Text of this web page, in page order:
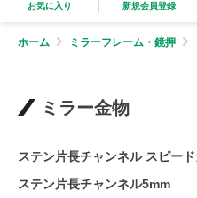
お気に入り 新規会員登録
ホーム ミラーフレーム・鏡押
ミラー金物
ステン片長チャンネル スピー
ステン片長チャンネル5mm